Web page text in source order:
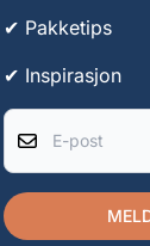
✔ Pakketips
✔ Inspirasjon
E-post